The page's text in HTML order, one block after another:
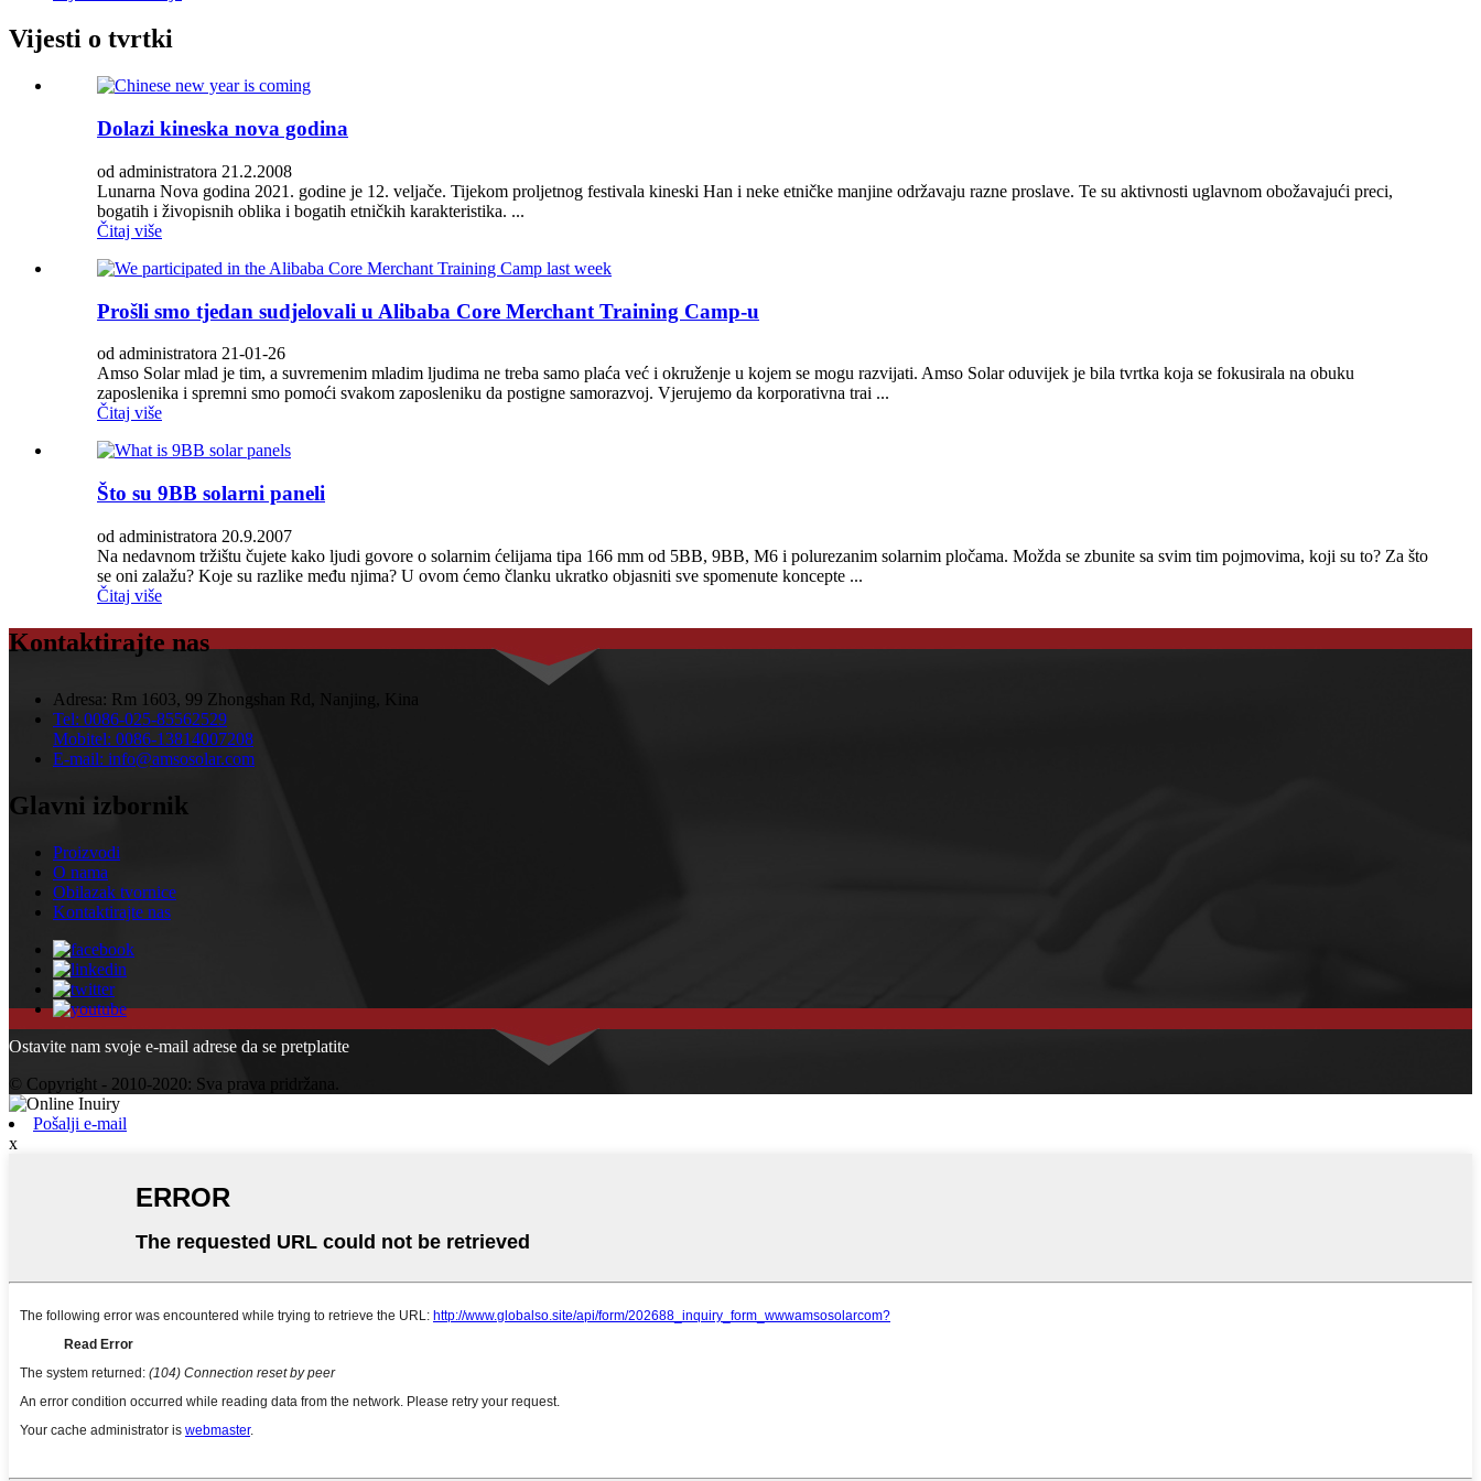
Vijesti o tvrtki
Dolazi kineska nova godina
od administratora 21.2.2008
Lunarna Nova godina 2021. godine je 12. veljače. Tijekom proljetnog festivala kineski Han i neke etničke manjine održavaju razne proslave. Te su aktivnosti uglavnom obožavajući preci,
bogatih i živopisnih oblika i bogatih etničkih karakteristika. ...
Čitaj više
Prošli smo tjedan sudjelovali u Alibaba Core Merchant Training Camp-u
od administratora 21-01-26
Amso Solar mlad je tim, a suvremenim mladim ljudima ne treba samo plaća već i okruženje u kojem se mogu razvijati. Amso Solar oduvijek je bila tvrtka koja se fokusirala na obuku
zaposlenika i spremni smo pomoći svakom zaposleniku da postigne samorazvoj. Vjerujemo da korporativna trai ...
Čitaj više
Što su 9BB solarni paneli
od administratora 20.9.2007
Na nedavnom tržištu čujete kako ljudi govore o solarnim ćelijama tipa 166 mm od 5BB, 9BB, M6 i polurezanim solarnim pločama. Možda se zbunite sa svim tim pojmovima, koji su to? Za što
se oni zalažu? Koje su razlike među njima? U ovom ćemo članku ukratko objasniti sve spomenute koncepte ...
Čitaj više
Kontaktirajte nas
Adresa: Rm 1603, 99 Zhongshan Rd, Nanjing, Kina
Tel: 0086-025-85562529
Mobitel: 0086-13814007208
E-mail: info@amsosolar.com
Glavni izbornik
Proizvodi
O nama
Obilazak tvornice
Kontaktirajte nas
Ostavite nam svoje e-mail adrese da se pretplatite
© Copyright - 2010-2020: Sva prava pridržana.
Pošalji e-mail
x